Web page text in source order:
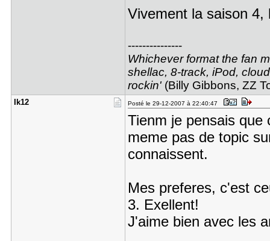
Vivement la saison
---------------
Whichever format the fan
shellac, 8-track, iPod,
rockin'(Billy Gibbons, ZZ
Ik12 Posté le 29-12-2007 à 22:40:47
Tienm je pensais que
meme pas de topic
connaissent.
Mes preferes, c'est
3. Exellent!
J'aime bien avec les